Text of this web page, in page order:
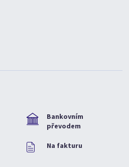
Bankovním
převodem
Na fakturu